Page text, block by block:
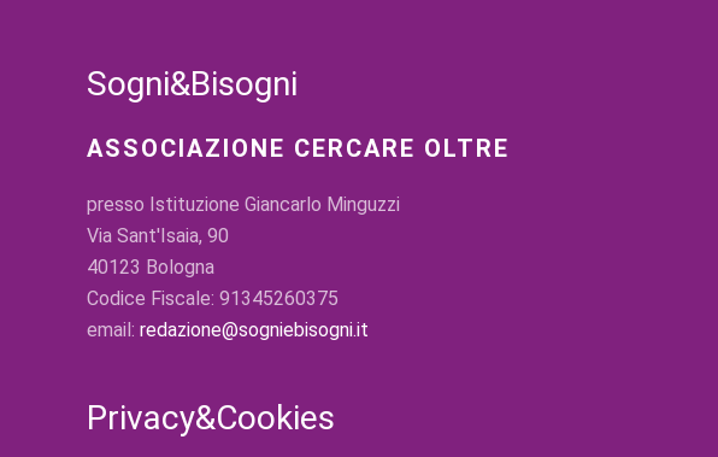
Sogni&Bisogni
ASSOCIAZIONE CERCARE OLTRE
presso Istituzione Giancarlo Minguzzi
Via Sant'Isaia, 90
40123 Bologna
Codice Fiscale: 91345260375
email: redazione@sogniebisogni.it
Privacy&Cookies